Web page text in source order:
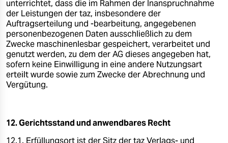
unterrichtet, dass die im Rahmen der Inanspruchnahme
der Leistungen der taz, insbesondere der
Auftragserteilung und -bearbeitung, angegebenen
personenbezogenen Daten ausschließlich zu dem
Zwecke maschinenlesbar gespeichert, verarbeitet und
genutzt werden, zu dem der AG dieses angegeben hat,
sofern keine Einwilligung in eine andere Nutzungsart
erteilt wurde sowie zum Zwecke der Abrechnung und
Vergütung.
12. Gerichtsstand und anwendbares Recht
12.1. Erfüllungsort ist der Sitz der taz Verlags- und